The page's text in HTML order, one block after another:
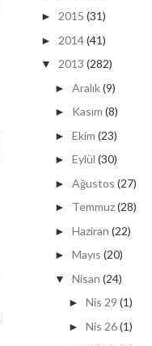
► 2015 (31)
► 2014(41)
▼ 2013 (282)
► Aralık(9)
► Kasım (8)
► Ekim (23)
► Eylül (30)
► Ağustos (27)
► Temmuz(28)
► Haziran (22)
► Mayıs (20)
▼ Nisan (24)
► Nis 29 (1)
► Nis 26 (1)